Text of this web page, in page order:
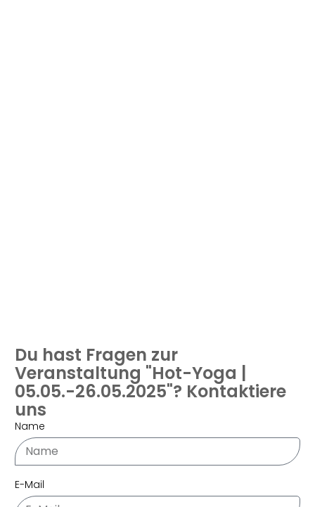
Du hast Fragen zur
Veranstaltung "Hot-Yoga |
05.05.-26.05.2025"? Kontaktiere
uns
Name
E-Mail